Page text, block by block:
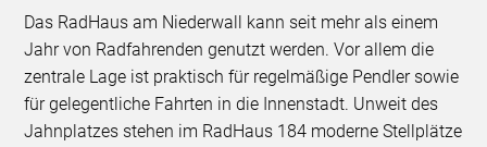
Das RadHaus am Niederwall kann seit mehr als einem
Jahr von Radfahrenden genutzt werden. Vor allem die
zentrale Lage ist praktisch für regelmäßige Pendler sowie
für gelegentliche Fahrten in die Innenstadt. Unweit des
Jahnplatzes stehen im RadHaus 184 moderne Stellplätze